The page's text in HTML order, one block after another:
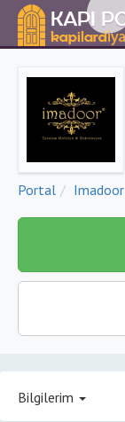
Portal Imadoor
Bilgilerim